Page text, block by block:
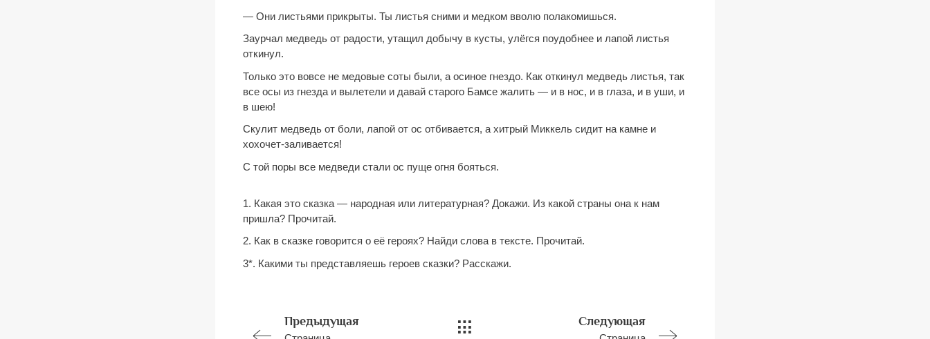
— Они листьями прикрыты. Ты листья сними и медком вволю полакомишься.
Заурчал медведь от радости, утащил добычу в кусты, улёгся поудобнее и лапой листья
откинул.
Только это вовсе не медовые соты были, а осиное гнездо. Как откинул медведь листья, так
все осы из гнезда и вылетели и давай старого Бамсе жалить — и в нос, и в глаза, и в уши, и
в шею!
Скулит медведь от боли, лапой от ос отбивается, а хитрый Миккель сидит на камне и
хохочет-заливается!
С той поры все медведи стали ос пуще огня бояться.
1. Какая это сказка — народная или литературная? Докажи. Из какой страны она к нам
пришла? Прочитай.
2. Как в сказке говорится о её героях? Найди слова в тексте. Прочитай.
3*. Какими ты представляешь героев сказки? Расскажи.
Предыдущая Следующая